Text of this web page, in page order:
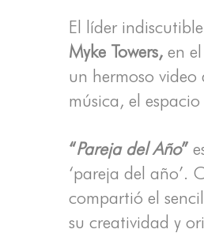
El líder
Myke Towers, en
un hermoso
música, el
“Pareja del Año”
‘pareja del año’.
compartió el
su creatividad y